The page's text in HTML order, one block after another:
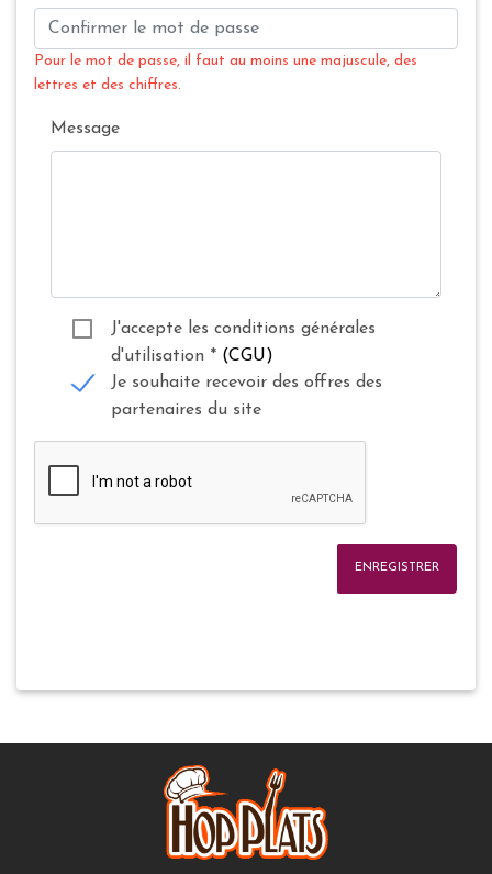
Pour le mot de passe, il faut au moins une majuscule, des
lettres et des chiffres.
Message
J'accepte les conditions générales
d'utilisation * (CGU)
Je souhaite recevoir des offres des
partenaires du site
ENREGISTRER